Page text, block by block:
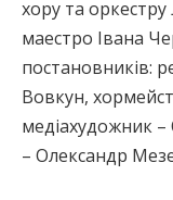
хору та
маестро Івана
постановників:
Вовкун,
медіахудожник –
– Олександр